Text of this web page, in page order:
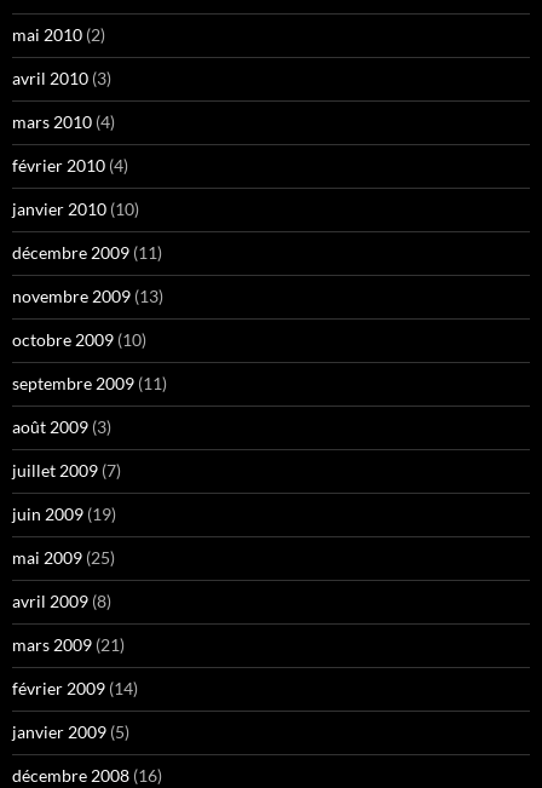
mai 2010 (2)
avril 2010 (3)
mars 2010 (4)
février 2010 (4)
janvier 2010 (10)
décembre 2009 (11)
novembre 2009 (13)
octobre 2009 (10)
septembre 2009 (11)
août 2009 (3)
juillet 2009 (7)
juin 2009 (19)
mai 2009 (25)
avril 2009 (8)
mars 2009 (21)
février 2009 (14)
janvier 2009 (5)
décembre 2008 (16)